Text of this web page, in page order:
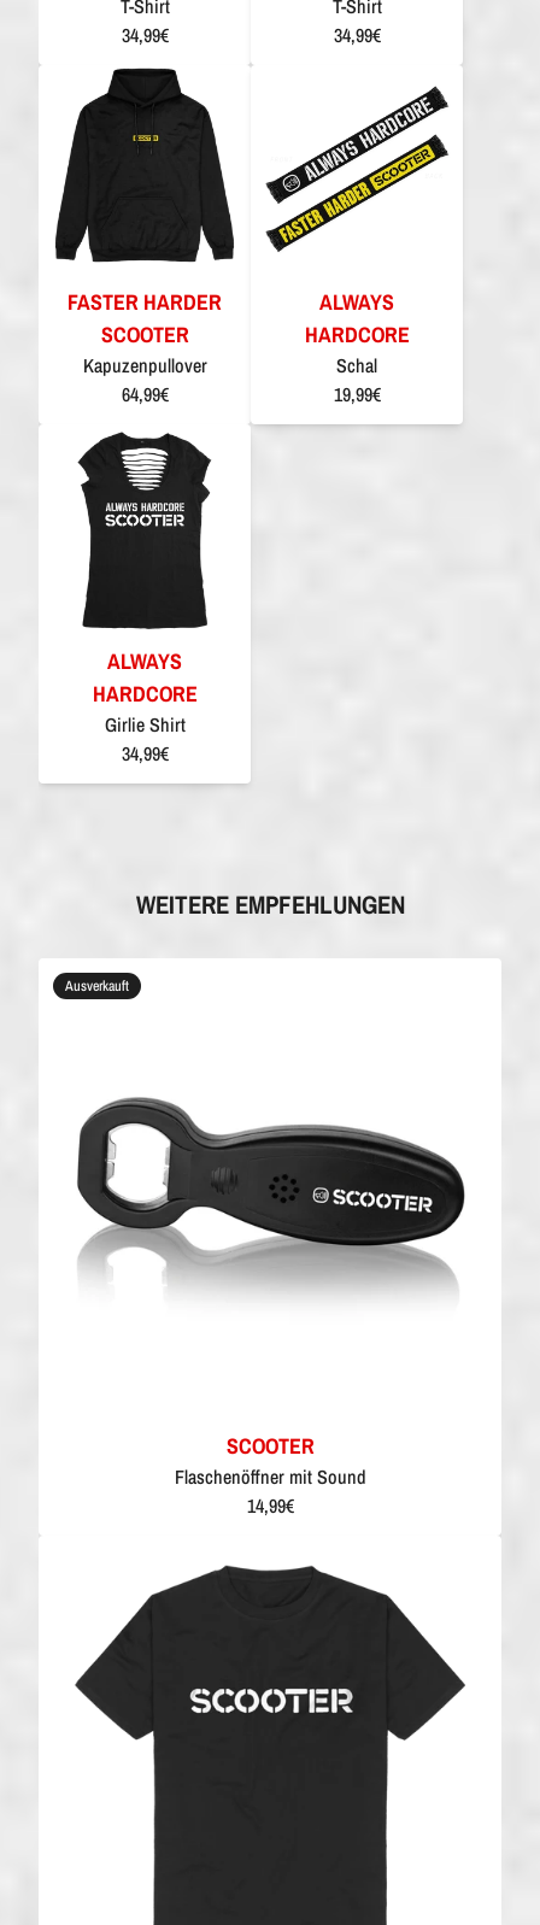
T-Shirt
34,99€
T-Shirt
34,99€
FASTER HARDER
SCOOTER
Kapuzenpullover
64,99€
ALWAYS
HARDCORE
Schal
19,99€
ALWAYS
HARDCORE
Girlie Shirt
34,99€
WEITERE EMPFEHLUNGEN
SCOOTER
Flaschenöffner mit Sound
14,99€
Ausverkauft